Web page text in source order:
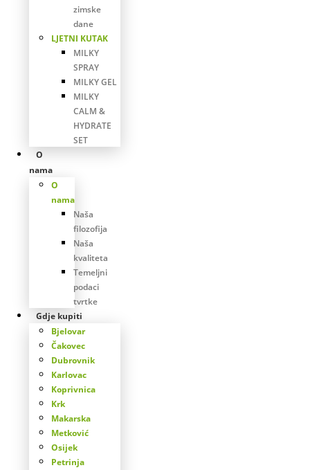
zimske
dane
LJETNI KUTAK
MILKY
SPRAY
MILKY GEL
MILKY
CALM &
HYDRATE
SET
O
nama
O
nama
Naša
filozofija
Naša
kvaliteta
Temeljni
podaci
tvrtke
Gdje kupiti
Bjelovar
Čakovec
Dubrovnik
Karlovac
Koprivnica
Krk
Makarska
Metković
Osijek
Petrinja